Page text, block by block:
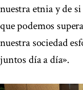
nuestra etnia y de
que podemos
nuestra sociedad
juntos día a día».